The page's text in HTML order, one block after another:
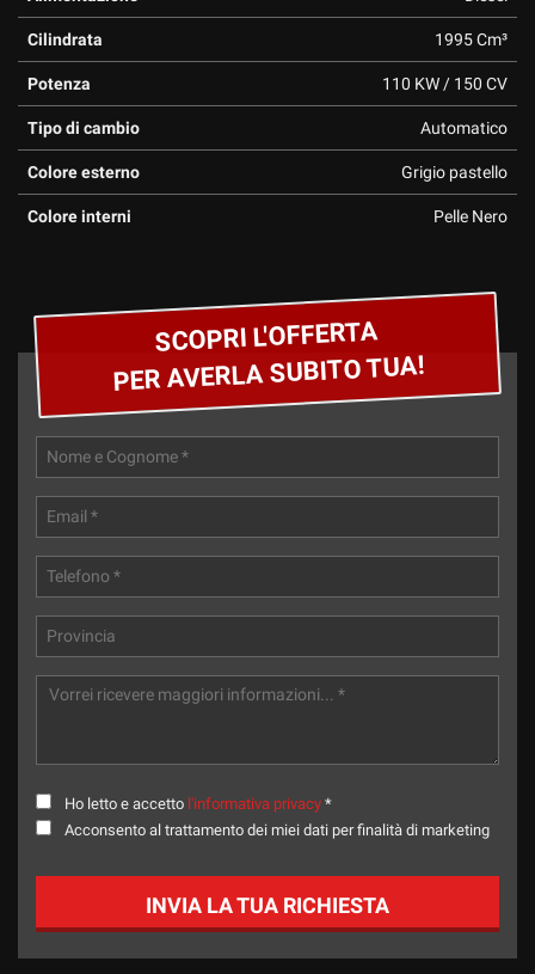
Cilindrata 1995 Cm³
Potenza 110 KW / 150 CV
Tipo di cambio Automatico
Colore esterno Grigio pastello
Colore interni Pelle Nero
SCOPRI L'OFFERTA
PER AVERLA SUBITO TUA!
Ho letto e accetto l'informativa privacy *
Acconsento al trattamento dei miei dati per finalità di marketing
INVIA LA TUA RICHIESTA
questi
strumenti
tracciamento
si
rimanda
alla
cookie
policy.
modificare
le
tue
scelte
in
momento.
Cookie necessari
Cookie per il miglioramento dell'esperienza utente
Cookie analitici
Leggi